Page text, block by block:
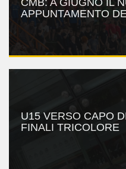
CMB: A GIUGNO IL
APPUNTAMENTO
U15 VERSO CAPO
FINALI TRICOLORE